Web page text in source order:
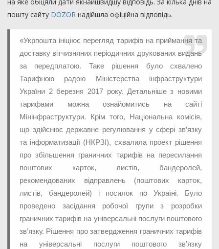
пошту сайту DOZOR надійшла офіційна відповідь.
«Укрпошта ініціює перегляд тарифів на приймання та
доставку вітчизняних періодичних друкованих видань
за передплатою. Таке рішення було схвалено
Тарифною радою Міністерства інфраструктури
України 2 березня 2017 року. Детальніше з новими
тарифами можна ознайомитись на сайті
Мінінфраструктури. Крім того, Національна комісія,
що здійснює державне регулювання у сфері зв’язку
та інформатизації (НКРЗІ), схвалила проект рішення
про збільшення граничних тарифів на пересилання
поштових карток, листів, бандеролей,
рекомендованих відправлень (поштових карток,
листів, бандеролей) і посилок по Україні. Було
проведено засідання робочої групи з розробки
граничних тарифів на універсальні послуги поштового
зв’язку. Рішення про затвердження граничних тарифів
на універсальні послуги поштового зв’язку